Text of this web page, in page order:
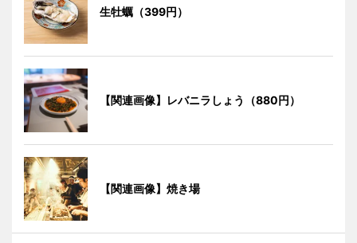
生牡蠣（399円）
【関連画像】レバニラしょう（880円）
【関連画像】焼き場